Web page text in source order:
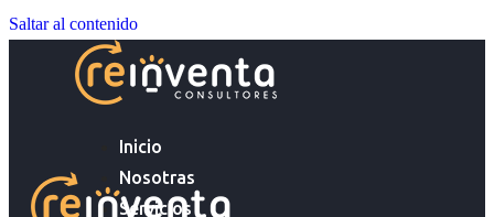
Saltar al contenido
Inicio
Nosotras
Servicios